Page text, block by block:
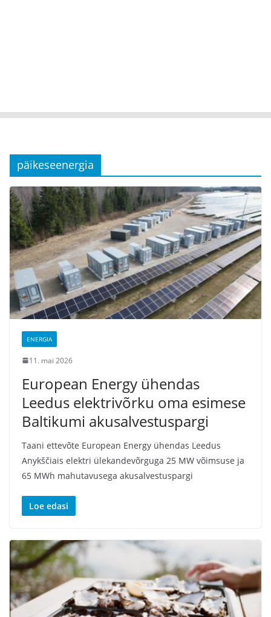
päikeseenergia
ENERGIA
11. mai 2026
European Energy ühendas
Leedus elektrivõrku oma esimese
Baltikumi akusalvestuspargi
Taani ettevõte European Energy ühendas Leedus
Anykščiais elektri ülekandevõrguga 25 MW võimsuse ja
65 MWh mahutavusega akusalvestuspargi
Loe edasi